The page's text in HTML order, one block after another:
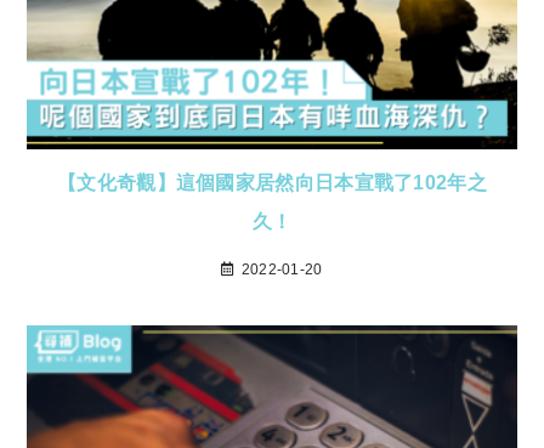
【文化奇觀】這個國家居然向日本宣戰了102年之
久！
2022-01-20